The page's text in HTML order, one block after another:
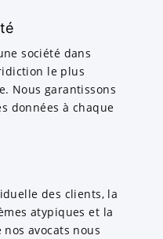
société dans
le plus
Nous garantissons
données à chaque
des clients, la
atypiques et la
avocats nous